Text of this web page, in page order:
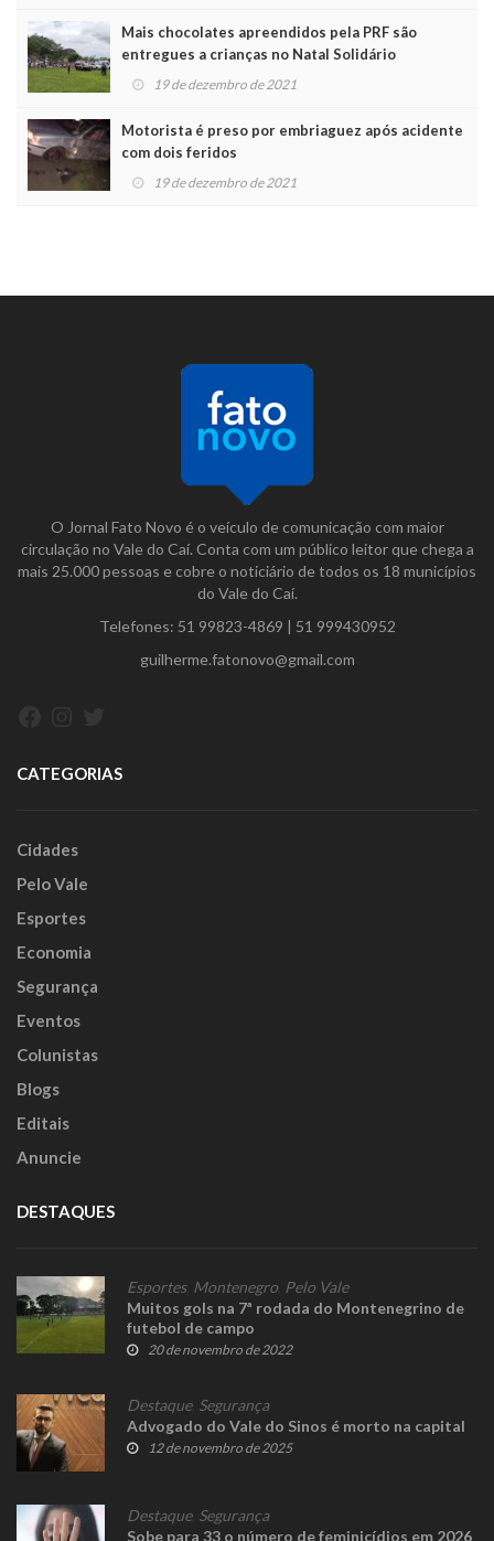
Mais chocolates apreendidos pela PRF são
entregues a crianças no Natal Solidário
19 de dezembro de 2021
Motorista é preso por embriaguez após acidente
com dois feridos
19 de dezembro de 2021
O Jornal Fato Novo é o veículo de comunicação com maior
circulação no Vale do Caí. Conta com um público leitor que chega a
mais 25.000 pessoas e cobre o noticiário de todos os 18 municípios
do Vale do Caí.
Telefones: 51 99823-4869 | 51 999430952
guilherme.fatonovo@gmail.com
CATEGORIAS
Cidades
Pelo Vale
Esportes
Economia
Segurança
Eventos
Colunistas
Blogs
Editais
Anuncie
DESTAQUES
Esportes, Montenegro Pelo Vale
Muitos gols na 7ª rodada do Montenegrino de
futebol de campo
20 de novembro de 2022
Destaque, Segurança
Advogado do Vale do Sinos é morto na capital
12 de novembro de 2025
Destaque, Segurança
Sobe para 33 o número de feminicídios em 2026